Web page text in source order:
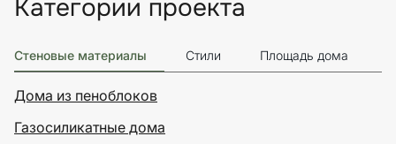
Категории проекта
Стеновые материалы Стили Площадь дома
Дома из пеноблоков
Газосиликатные дома